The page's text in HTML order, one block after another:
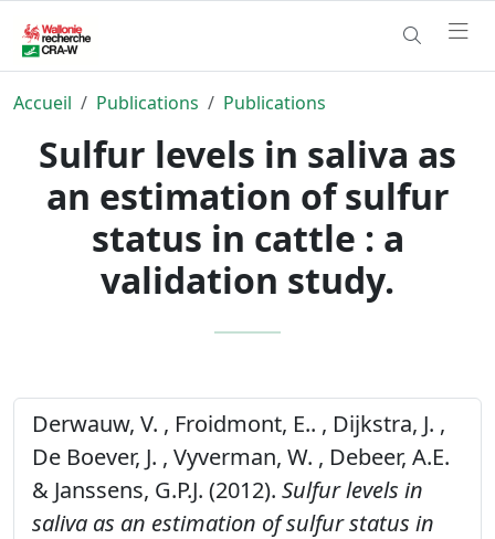
Accueil Publications Publications
Sulfur levels in saliva as
an estimation of sulfur
status in cattle : a
validation study.
Derwauw, V. , Froidmont, E.. , Dijkstra, J. ,
De Boever, J. , Vyverman, W. , Debeer, A.E.
& Janssens, G.P.J. (2012). Sulfur levels in
saliva as an estimation of sulfur status in